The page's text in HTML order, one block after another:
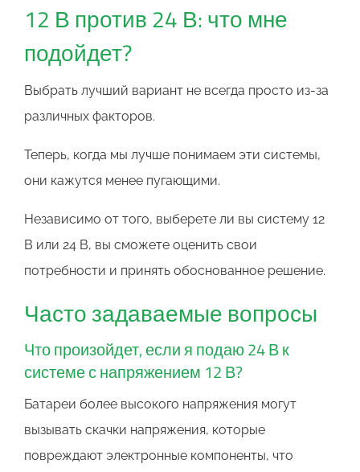
12 В против 24 В: что мне
подойдет?
Выбрать лучший вариант не всегда просто из-за
различных факторов.
Теперь, когда мы лучше понимаем эти системы,
они кажутся менее пугающими.
Независимо от того, выберете ли вы систему 12
В или 24 В, вы сможете оценить свои
потребности и принять обоснованное решение.
Часто задаваемые вопросы
Что произойдет, если я подаю 24 В к
системе с напряжением 12 В?
Батареи более высокого напряжения могут
вызывать скачки напряжения, которые
повреждают электронные компоненты, что